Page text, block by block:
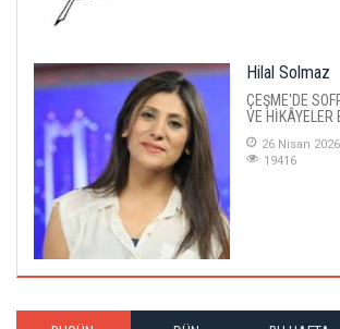
Hilal Solmaz
ÇEŞME'DE
VE HİKÂYELER
26 Nisan 2026
19416